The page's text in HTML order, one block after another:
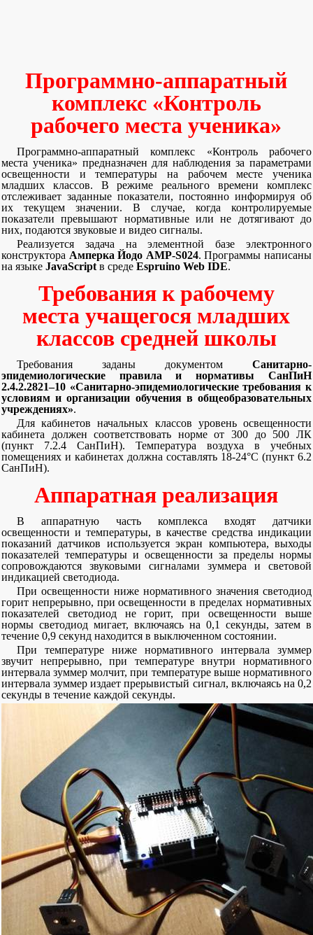
Программно-аппаратный
комплекс «Контроль
рабочего места ученика»
Программно-аппаратный комплекс «Контроль рабочего
места ученика» предназначен для наблюдения за параметрами
освещенности и температуры на рабочем месте ученика
младших классов. В режиме реального времени комплекс
отслеживает заданные показатели, постоянно информируя об
их текущем значении. В случае, когда контролируемые
показатели превышают нормативные или не дотягивают до
них, подаются звуковые и видео сигналы.
Реализуется задача на элементной базе электронного
конструктора Амперка Йодо AMP-S024. Программы написаны
на языке JavaScript в среде Espruino Web IDE.
Требования к рабочему
места учащегося младших
классов средней школы
Требования заданы документом Санитарно-
эпидемиологические правила и нормативы СанПиН
2.4.2.2821–10 «Санитарно-эпидемиологические требования к
условиям и организации обучения в общеобразовательных
учреждениях».
Для кабинетов начальных классов уровень освещенности
кабинета должен соответствовать норме от 300 до 500 ЛК
(пункт 7.2.4 СанПиН). Температура воздуха в учебных
помещениях и кабинетах должна составлять 18-24°С (пункт 6.2
СанПиН).
Аппаратная реализация
В аппаратную часть комплекса входят датчики
освещенности и температуры, в качестве средства индикации
показаний датчиков используется экран компьютера, выходы
показателей температуры и освещенности за пределы нормы
сопровождаются звуковыми сигналами зуммера и световой
индикацией светодиода.
При освещенности ниже нормативного значения светодиод
горит непрерывно, при освещенности в пределах нормативных
показателей светодиод не горит, при освещенности выше
нормы светодиод мигает, включаясь на 0,1 секунды, затем в
течение 0,9 секунд находится в выключенном состоянии.
При температуре ниже нормативного интервала зуммер
звучит непрерывно, при температуре внутри нормативного
интервала зуммер молчит, при температуре выше нормативного
интервала зуммер издает прерывистый сигнал, включаясь на 0,2
секунды в течение каждой секунды.